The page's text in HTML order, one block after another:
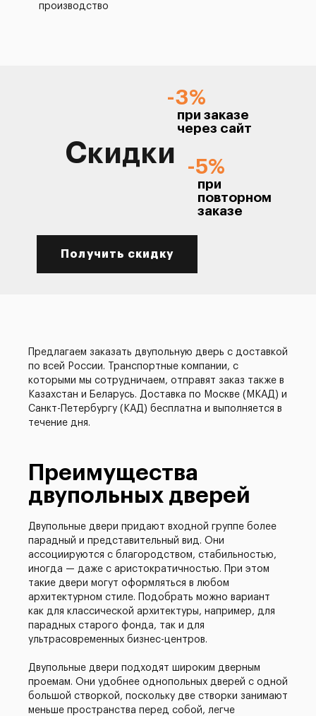
производство
Скидки
-3%
при заказе
через сайт
-5%
при
повторном
заказе
Получить скидку
Предлагаем заказать двупольную дверь с доставкой
по всей России. Транспортные компании, с
которыми мы сотрудничаем, отправят заказ также в
Казахстан и Беларусь. Доставка по Москве (МКАД) и
Санкт-Петербургу (КАД) бесплатна и выполняется в
течение дня.
Преимущества
двупольных дверей
Двупольные двери придают входной группе более
парадный и представительный вид. Они
ассоциируются с благородством, стабильностью,
иногда — даже с аристократичностью. При этом
такие двери могут оформляться в любом
архитектурном стиле. Подобрать можно вариант
как для классической архитектуры, например, для
парадных старого фонда, так и для
ультрасовременных бизнес-центров.
Двупольные двери подходят широким дверным
проемам. Они удобнее однопольных дверей с одной
большой створкой, поскольку две створки занимают
меньше пространства перед собой, легче